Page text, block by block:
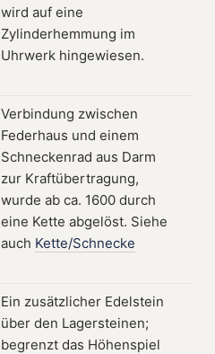
wird auf eine
Zylinderhemmung im
Uhrwerk hingewiesen.
Verbindung zwischen
Federhaus und einem
Schneckenrad aus Darm
zur Kraftübertragung,
wurde ab ca. 1600 durch
eine Kette abgelöst. Siehe
auch Kette/Schnecke
Ein zusätzlicher Edelstein
über den Lagersteinen;
begrenzt das Höhenspiel